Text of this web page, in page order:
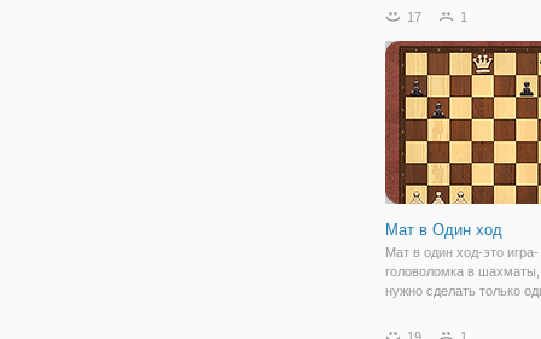
рождественской темой.
билет и воспользоваться
гондольным
перед этим вам нужно
17 1
Мат в Один ход
Мат в один ход-это игра-
головоломка в
нужно сделать только
противника. Просто
19 1